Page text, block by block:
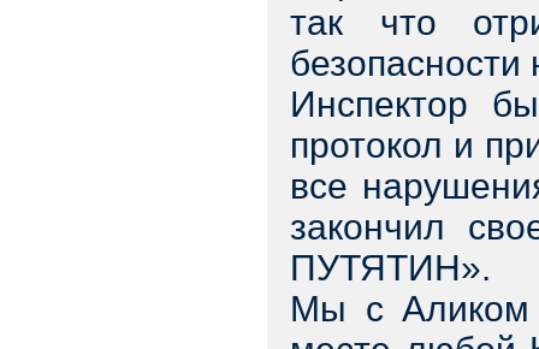
так что
Инспектор
протокол и
все
закончил
ПУТЯТИН».
Мы с Аликом